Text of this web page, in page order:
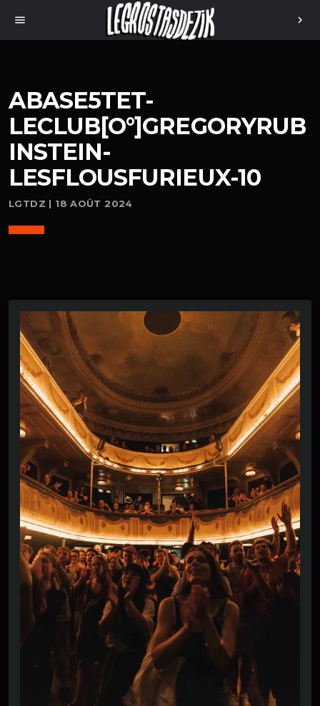
menu chevron_right
ABASE5TET-
LECLUB[O°]GREGORYRUB
INSTEIN-
LESFLOUSFURIEUX-10
LGTDZ | 18 AOÛT 2024